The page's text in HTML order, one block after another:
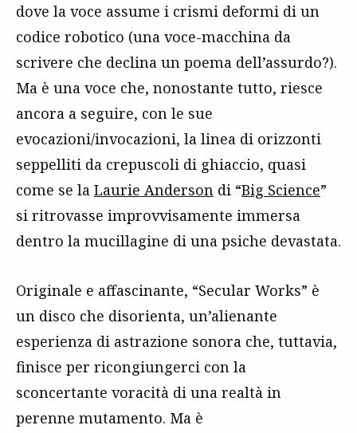
dove la voce assume i crismi deformi di un
codice robotico (una voce-macchina da
scrivere che declina un poema dell’assurdo?).
Ma è una voce che, nonostante tutto, riesce
ancora a seguire, con le sue
evocazioni/invocazioni, la linea di orizzonti
seppelliti da crepuscoli di ghiaccio, quasi
come se la Laurie Anderson di “Big Science”
si ritrovasse improvvisamente immersa
dentro la mucillagine di una psiche devastata.
Originale e affascinante, “Secular Works” è
un disco che disorienta, un’alienante
esperienza di astrazione sonora che, tuttavia,
finisce per ricongiungerci con la
sconcertante voracità di una realtà in
perenne mutamento. Ma è